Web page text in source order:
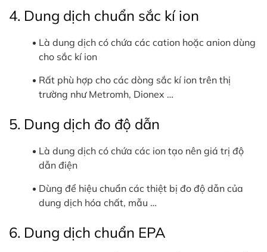
4. Dung dịch chuẩn sắc kí ion
Là dung dịch có chứa các cation hoặc anion dùng
cho sắc kí ion
Rất phù hợp cho các dòng sắc kí ion trên thị
trường như Metromh, Dionex …
5. Dung dịch đo độ dẫn
Là dung dịch có chứa các ion tạo nên giá trị độ
dẫn điện
Dùng để hiệu chuẩn các thiệt bị đo độ dẫn của
dung dịch hóa chất, mẫu …
6. Dung dịch chuẩn EPA